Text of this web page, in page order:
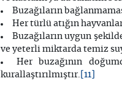
Buzağıların
Her türlü atığın
Buzağıların uygun
ve yeterli miktarda temiz
Her buzağının
kurallaştırılmıştır. [11]